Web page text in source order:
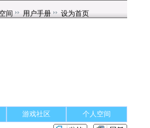
游戏社区
个人空间